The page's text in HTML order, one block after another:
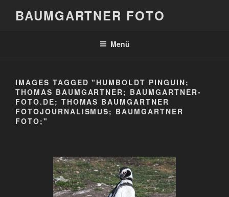
BAUMGARTNER FOTO
Menü
IMAGES TAGGED "HUMBOLDT PINGUIN;
THOMAS BAUMGARTNER; BAUMGARTNER-
FOTO.DE; THOMAS BAUMGARTNER
FOTOJOURNALISMUS; BAUMGARTNER
FOTO;"